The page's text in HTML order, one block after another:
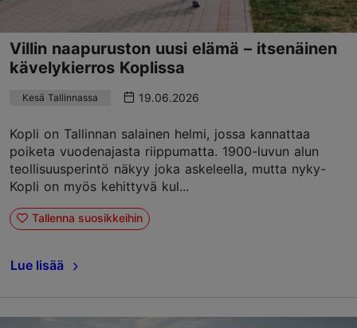
Villin naapuruston uusi elämä – itsenäinen
kävelykierros Koplissa
Kesä Tallinnassa 19.06.2026
Kopli on Tallinnan salainen helmi, jossa kannattaa
poiketa vuodenajasta riippumatta. 1900-luvun alun
teollisuusperintö näkyy joka askeleella, mutta nyky-
Kopli on myös kehittyvä kul...
Tallenna suosikkeihin
Lue lisää